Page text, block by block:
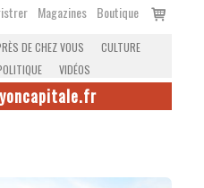
Magazines Boutique
Voir
DE CHEZ VOUS
CULTURE
VIDÉOS